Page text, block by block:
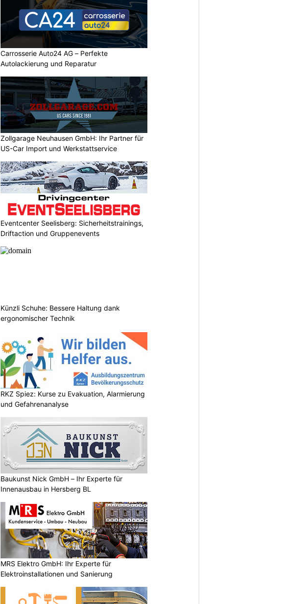
Carrosserie Auto24 AG – Perfekte
Autolackierung und Reparatur
Zollgarage Neuhausen GmbH: Ihr Partner für
US-Car Import und Werkstattservice
Eventcenter Seelisberg: Sicherheitstrainings,
Driftaction und Gruppenevents
Künzli Schuhe: Bessere Haltung dank
ergonomischer Technik
RKZ Spiez: Kurse zu Evakuation, Alarmierung
und Gefahrenanalyse
Baukunst Nick GmbH – Ihr Experte für
Innenausbau in Hersberg BL
MRS Elektro GmbH: Ihr Experte für
Elektroinstallationen und Sanierung